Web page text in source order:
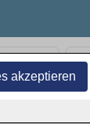
akzeptieren